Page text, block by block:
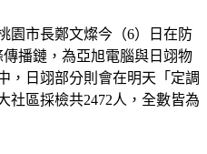
園市長鄭文燦今（6）日在防
播鏈，為亞旭電腦與日翊物
，日翊部分則會在明天「定調
社區採檢共2472人，全數皆為